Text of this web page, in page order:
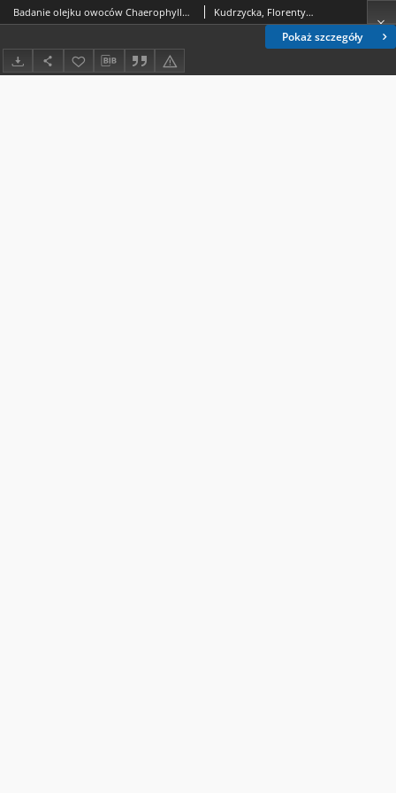
Pokaż szczegóły
Badanie olejku owoców Chaerophyllum hirsutum L, ssp. cicutaria B r i q. var. glabrum. Cz. 2, Chromatografia gazowa Kudrzycka, Florentyna Wanda (1903-1975); Głowniak, Kazimierz